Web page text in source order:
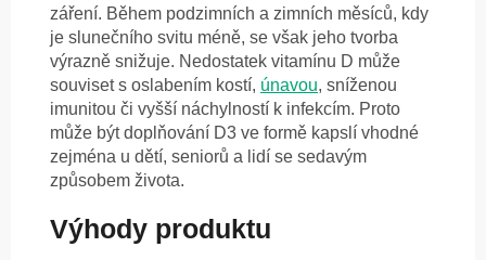
záření. Během podzimních a zimních měsíců, kdy
je slunečního svitu méně, se však jeho tvorba
výrazně snižuje. Nedostatek vitamínu D může
souviset s oslabením kostí, únavou, sníženou
imunitou či vyšší náchylností k infekcím. Proto
může být doplňování D3 ve formě kapslí vhodné
zejména u dětí, seniorů a lidí se sedavým
způsobem života.
Výhody produktu